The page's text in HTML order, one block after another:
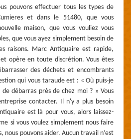
pouvons effectuer tous les types de
et dans le 51480, que vous
maison, que vous vouliez vous
que vous ayez simplement besoin de
raisons. Marc Antiquaire est rapide,
opère en toute discrétion. Vous êtes
des déchets et encombrants
qui vous taraude est : « Où puis-je
débarras près de chez moi ? » Vous
contacter. Il n'y a plus besoin
est là pour vous, alors laissez-
si vous voulez simplement nous faire
nous pouvons aider. Aucun travail n’est